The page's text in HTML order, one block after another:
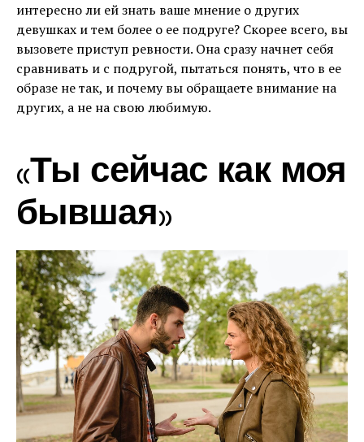
интересно ли ей знать ваше мнение о других
девушках и тем более о ее подруге? Скорее всего, вы
вызовете приступ ревности. Она сразу начнет себя
сравнивать и с подругой, пытаться понять, что в ее
образе не так, и почему вы обращаете внимание на
других, а не на свою любимую.
«Ты сейчас как моя
бывшая»